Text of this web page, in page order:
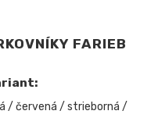
FARIEB
/ červená / strieborná /